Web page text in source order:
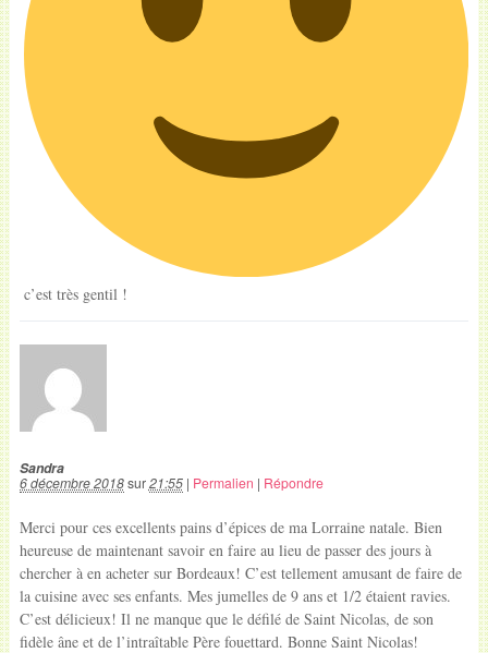
c’est très gentil !
Sandra
6 décembre 2018sur21:55| Permalien | Répondre
Merci pour ces excellents pains d’épices de ma Lorraine natale. Bien
heureuse de maintenant savoir en faire au lieu de passer des jours à
chercher à en acheter sur Bordeaux! C’est tellement amusant de faire de
la cuisine avec ses enfants. Mes jumelles de 9 ans et 1/2 étaient ravies.
C’est délicieux! Il ne manque que le défilé de Saint Nicolas, de son
fidèle âne et de l’intraîtable Père fouettard. Bonne Saint Nicolas!